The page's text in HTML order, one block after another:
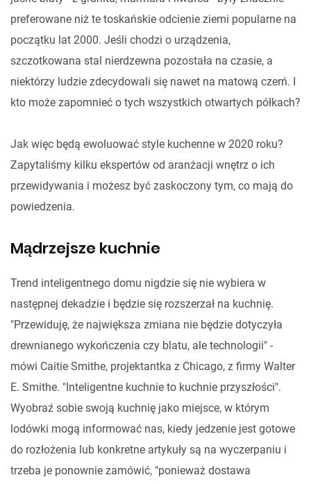
preferowane niż te toskańskie odcienie ziemi popularne na
początku lat 2000. Jeśli chodzi o urządzenia,
szczotkowana stal nierdzewna pozostała na czasie, a
niektórzy ludzie zdecydowali się nawet na matową czerń. I
kto może zapomnieć o tych wszystkich otwartych półkach?
Jak więc będą ewoluować style kuchenne w 2020 roku?
Zapytaliśmy kilku ekspertów od aranżacji wnętrz o ich
przewidywania i możesz być zaskoczony tym, co mają do
powiedzenia.
Mądrzejsze kuchnie
Trend inteligentnego domu nigdzie się nie wybiera w
następnej dekadzie i będzie się rozszerzał na kuchnię.
"Przewiduję, że największa zmiana nie będzie dotyczyła
drewnianego wykończenia czy blatu, ale technologii" -
mówi Caitie Smithe, projektantka z Chicago, z firmy Walter
E. Smithe. "Inteligentne kuchnie to kuchnie przyszłości".
Wyobraź sobie swoją kuchnię jako miejsce, w którym
lodówki mogą informować nas, kiedy jedzenie jest gotowe
do rozłożenia lub konkretne artykuły są na wyczerpaniu i
trzeba je ponownie zamówić, "ponieważ dostawa